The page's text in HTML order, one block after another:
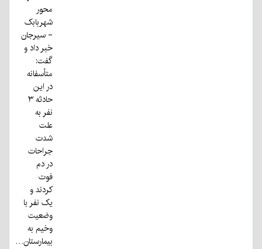
محور
شهربابک
- سیرجان
خبر داد و
گفت:
متأسفانه
در این
حادثه ۳
نفر به
علت
شدت
جراحات
در دم
فوت
کردند و
یک نفر با
وضعیت
وخیم به
بیمارستان…